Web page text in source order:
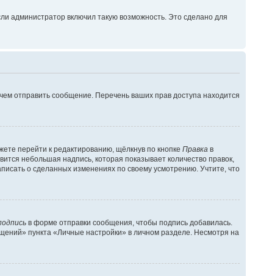
администратор включил такую возможность. Это сделано для
отправить сообщение. Перечень ваших прав доступа находится
перейти к редактированию, щёлкнув по кнопке Правка в
небольшая надпись, которая показывает количество правок,
о сделанных изменениях по своему усмотрению. Учтите, что
в форме отправки сообщения, чтобы подпись добавилась.
пункта «Личные настройки» в личном разделе. Несмотря на